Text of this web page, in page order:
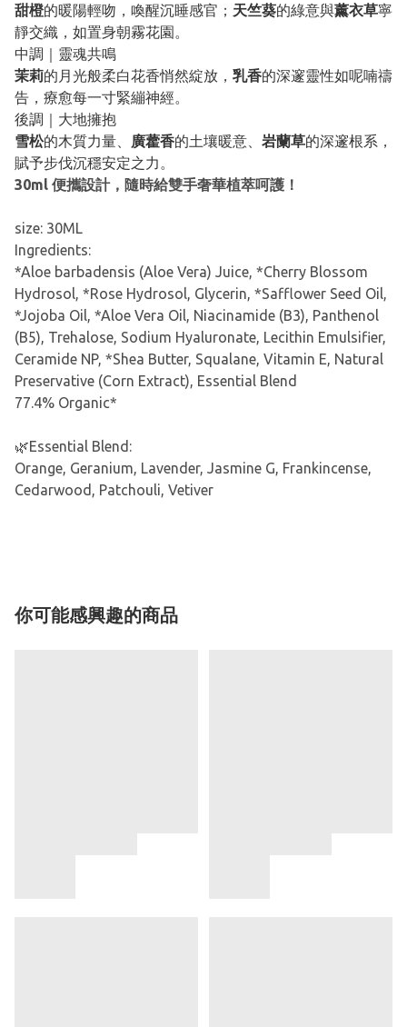
甜橙的暖陽輕吻，喚醒沉睡感官； 天竺葵的綠意與薰衣草寧
靜交織，如置身朝霧花園。
中調｜靈魂共鳴
茉莉的月光般柔白花香悄然綻放， 乳香的深邃靈性如呢喃禱
告，療愈每一寸緊繃神經。
後調｜大地擁抱
雪松的木質力量、 廣藿香的土壤暖意、 岩蘭草的深邃根系，
賦予步伐沉穩安定之力。
30ml 便攜設計，隨時給雙手奢華植萃呵護！
size: 30ML
Ingredients:
*Aloe barbadensis (Aloe Vera) Juice, *Cherry Blossom
Hydrosol, *Rose Hydrosol, Glycerin, *Safflower Seed Oil,
*Jojoba Oil, *Aloe Vera Oil, Niacinamide (B3), Panthenol
(B5), Trehalose, Sodium Hyaluronate, Lecithin Emulsifier,
Ceramide NP, *Shea Butter, Squalane, Vitamin E, Natural
Preservative (Corn Extract), Essential Blend
77.4% Organic*
🌿Essential Blend:
Orange, Geranium, Lavender, Jasmine G, Frankincense,
Cedarwood, Patchouli, Vetiver
你可能感興趣的商品